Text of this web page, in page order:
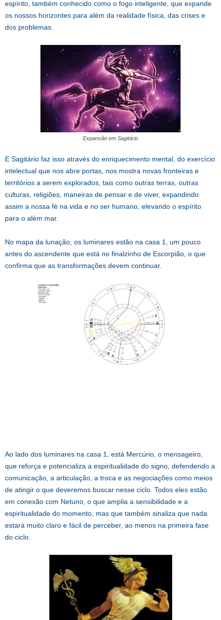
espírito, também conhecido como o fogo inteligente, que expande
os nossos horizontes para além da realidade física, das crises e
dos problemas.
Expansão em Sagitário
E Sagitário faz isso através do enriquecimento mental, do exercício
intelectual que nos abre portas, nos mostra novas fronteiras e
territórios a serem explorados, tais como outras terras, outras
culturas, religiões, maneiras de pensar e de viver, expandindo
assim a nossa fé na vida e no ser humano, elevando o espírito
para o além mar.
No mapa da lunação, os luminares estão na casa 1, um pouco
antes do ascendente que está no finalzinho de Escorpião, o que
confirma que as transformações devem continuar.
Ao lado dos luminares na casa 1, está Mercúrio, o mensageiro,
que reforça e potencializa a espiritualidade do signo, defendendo a
comunicação, a articulação, a troca e as negociações como meios
de atingir o que deveremos buscar nesse ciclo. Todos eles estão
em conexão com Netuno, o que amplia a sensibilidade e a
espiritualidade do momento, mas que também sinaliza que nada
estará muito claro e fácil de perceber, ao menos na primeira fase
do ciclo.